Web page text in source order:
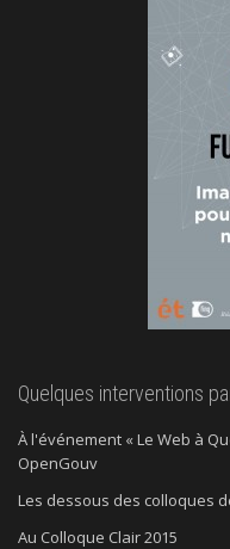
Quelques interventions
À l'événement « Le Web à
OpenGouv
Les dessous des colloques
Au Colloque Clair 2015